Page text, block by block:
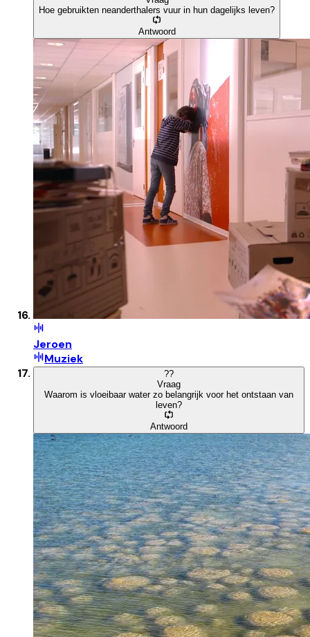
Hoe gebruikten neanderthalers vuur in hun dagelijks leven?
Antwoord
Jeroen
Muziek
??
Vraag
Waarom is vloeibaar water zo belangrijk voor het ontstaan van
leven?
Antwoord